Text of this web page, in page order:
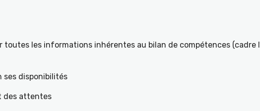
toutes les informations inhérentes au bilan de compétences (cadre
ses disponibilités
des attentes